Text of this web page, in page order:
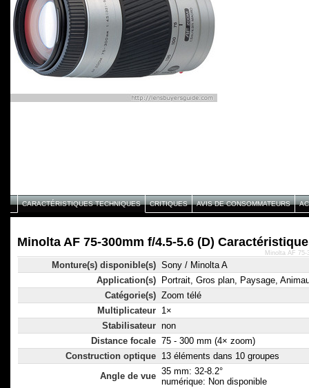
CARACTÉRISTIQUES TECHNIQUES CRITIQUES AVIS DE CONSOMMATEURS
Minolta AF 75-300mm f/4.5-5.6 (D)
Monture(s) disponible(s) Sony / Minolta A
Application(s)
Portrait, Gros plan, Paysage,
Catégorie(s) Zoom télé
Multiplicateur 1×
Stabilisateur non
Distance focale 75 - 300 mm (4× zoom)
Construction optique 13 éléments dans 10 groupes
Angle de vue 35 mm: 32-8.2°
numérique: Non disponible
Minolta AF